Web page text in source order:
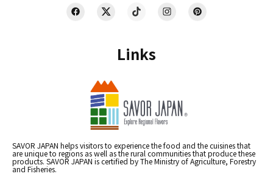
Links
SAVOR JAPAN helps visitors to experience the food and the cuisines that
are unique to regions as well as the rural communities that produce these
products. SAVOR JAPAN is certified by The Ministry of Agriculture, Forestry
and Fisheries.